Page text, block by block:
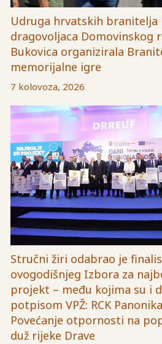
Udruga hrvatskih branitelja
dragovoljaca Domovinskog
Bukovica organizirala
memorijalne igre
7 kolovoza, 2026
Stručni žiri odabrao je
ovogodišnjeg Izbora za
projekt – među kojima su i
potpisom VPŽ: RCK
Povećanje otpornosti na
duž rijeke Drave